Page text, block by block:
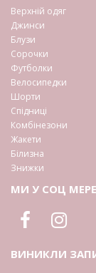
Верхній одяг
Джинси
Блузи
Сорочки
Футболки
Велосипедки
Шорти
Спідниці
Комбінезони
Жакети
Білизна
Знижки
МИ У СОЦ
ВИНИКЛИ